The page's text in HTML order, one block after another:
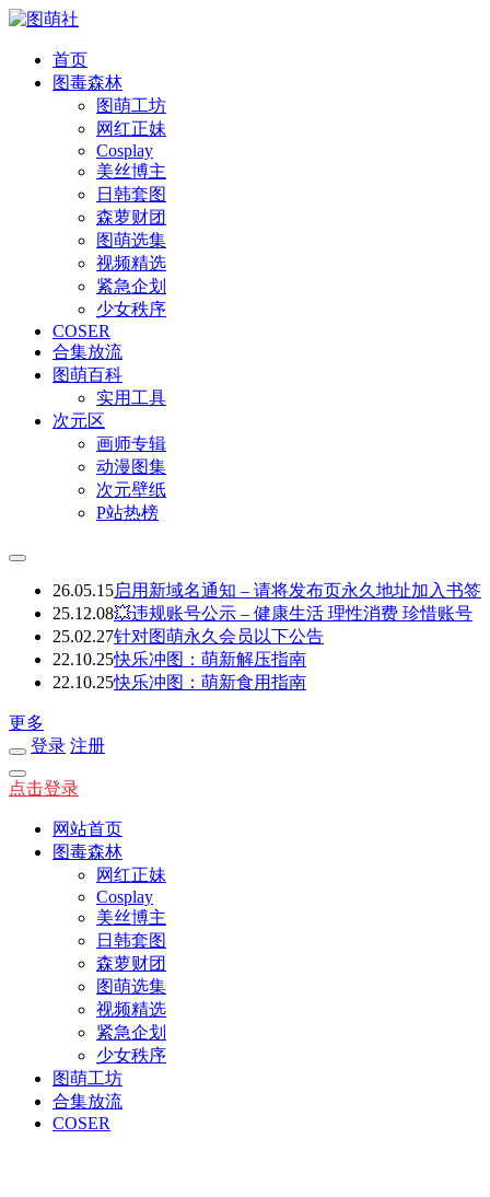
首页
图毒森林
图萌工坊
网红正妹
Cosplay
美丝博主
日韩套图
森萝财团
图萌选集
视频精选
紧急企划
少女秩序
COSER
合集放流
图萌百科
实用工具
次元区
画师专辑
动漫图集
次元壁纸
P站热榜
26.05.15启用新域名通知 – 请将发布页永久地址加入书签
25.12.08💥违规账号公示 – 健康生活 理性消费 珍惜账号
25.02.27针对图萌永久会员以下公告
22.10.25快乐冲图：萌新解压指南
22.10.25快乐冲图：萌新食用指南
更多
登录 注册
点击登录
网站首页
图毒森林
网红正妹
Cosplay
美丝博主
日韩套图
森萝财团
图萌选集
视频精选
紧急企划
少女秩序
图萌工坊
合集放流
COSER